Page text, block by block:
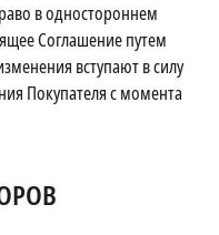
в одностороннем
Соглашение путем
вступают в силу
Покупателя с момента